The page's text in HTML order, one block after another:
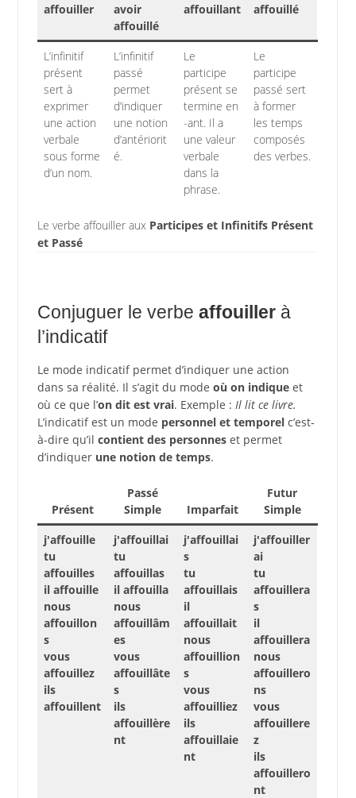
affouiller
avoir
affouillé
affouillant affouillé
L’infinitif
présent
sert à
exprimer
une action
verbale
sous forme
d’un nom.
L’infinitif
passé
permet
d’indiquer
une notion
d’antériorit
é.
Le
participe
présent se
termine en
-ant. Il a
une valeur
verbale
dans la
phrase.
Le
participe
passé sert
à former
les temps
composés
des verbes.
Le verbe affouiller aux Participes et Infinitifs Présent
et Passé
Conjuguer le verbe affouillerà
l’indicatif
Le mode indicatif permet d’indiquer une action
dans sa réalité. Il s’agit du mode où on indiqueet
où ce que l’on dit est vrai. Exemple : Il lit ce livre.
L’indicatif est un mode personnel et temporelc’est-
à-dire qu’il contient des personneset permet
d’indiquer une notion de temps.
Présent
Passé
Simple
Imparfait
Futur
Simple
j'affouille
tu
affouilles
il affouille
nous
affouillon
s
vous
affouillez
ils
affouillent
j'affouillai
tu
affouillas
il affouilla
nous
affouillâm
es
vous
affouillâte
s
ils
affouillère
nt
j'affouillai
s
tu
affouillais
il
affouillait
nous
affouillion
s
vous
affouilliez
ils
affouillaie
nt
j'affouiller
ai
tu
affouillera
s
il
affouillera
nous
affouillero
ns
vous
affouillere
z
ils
affouillero
nt